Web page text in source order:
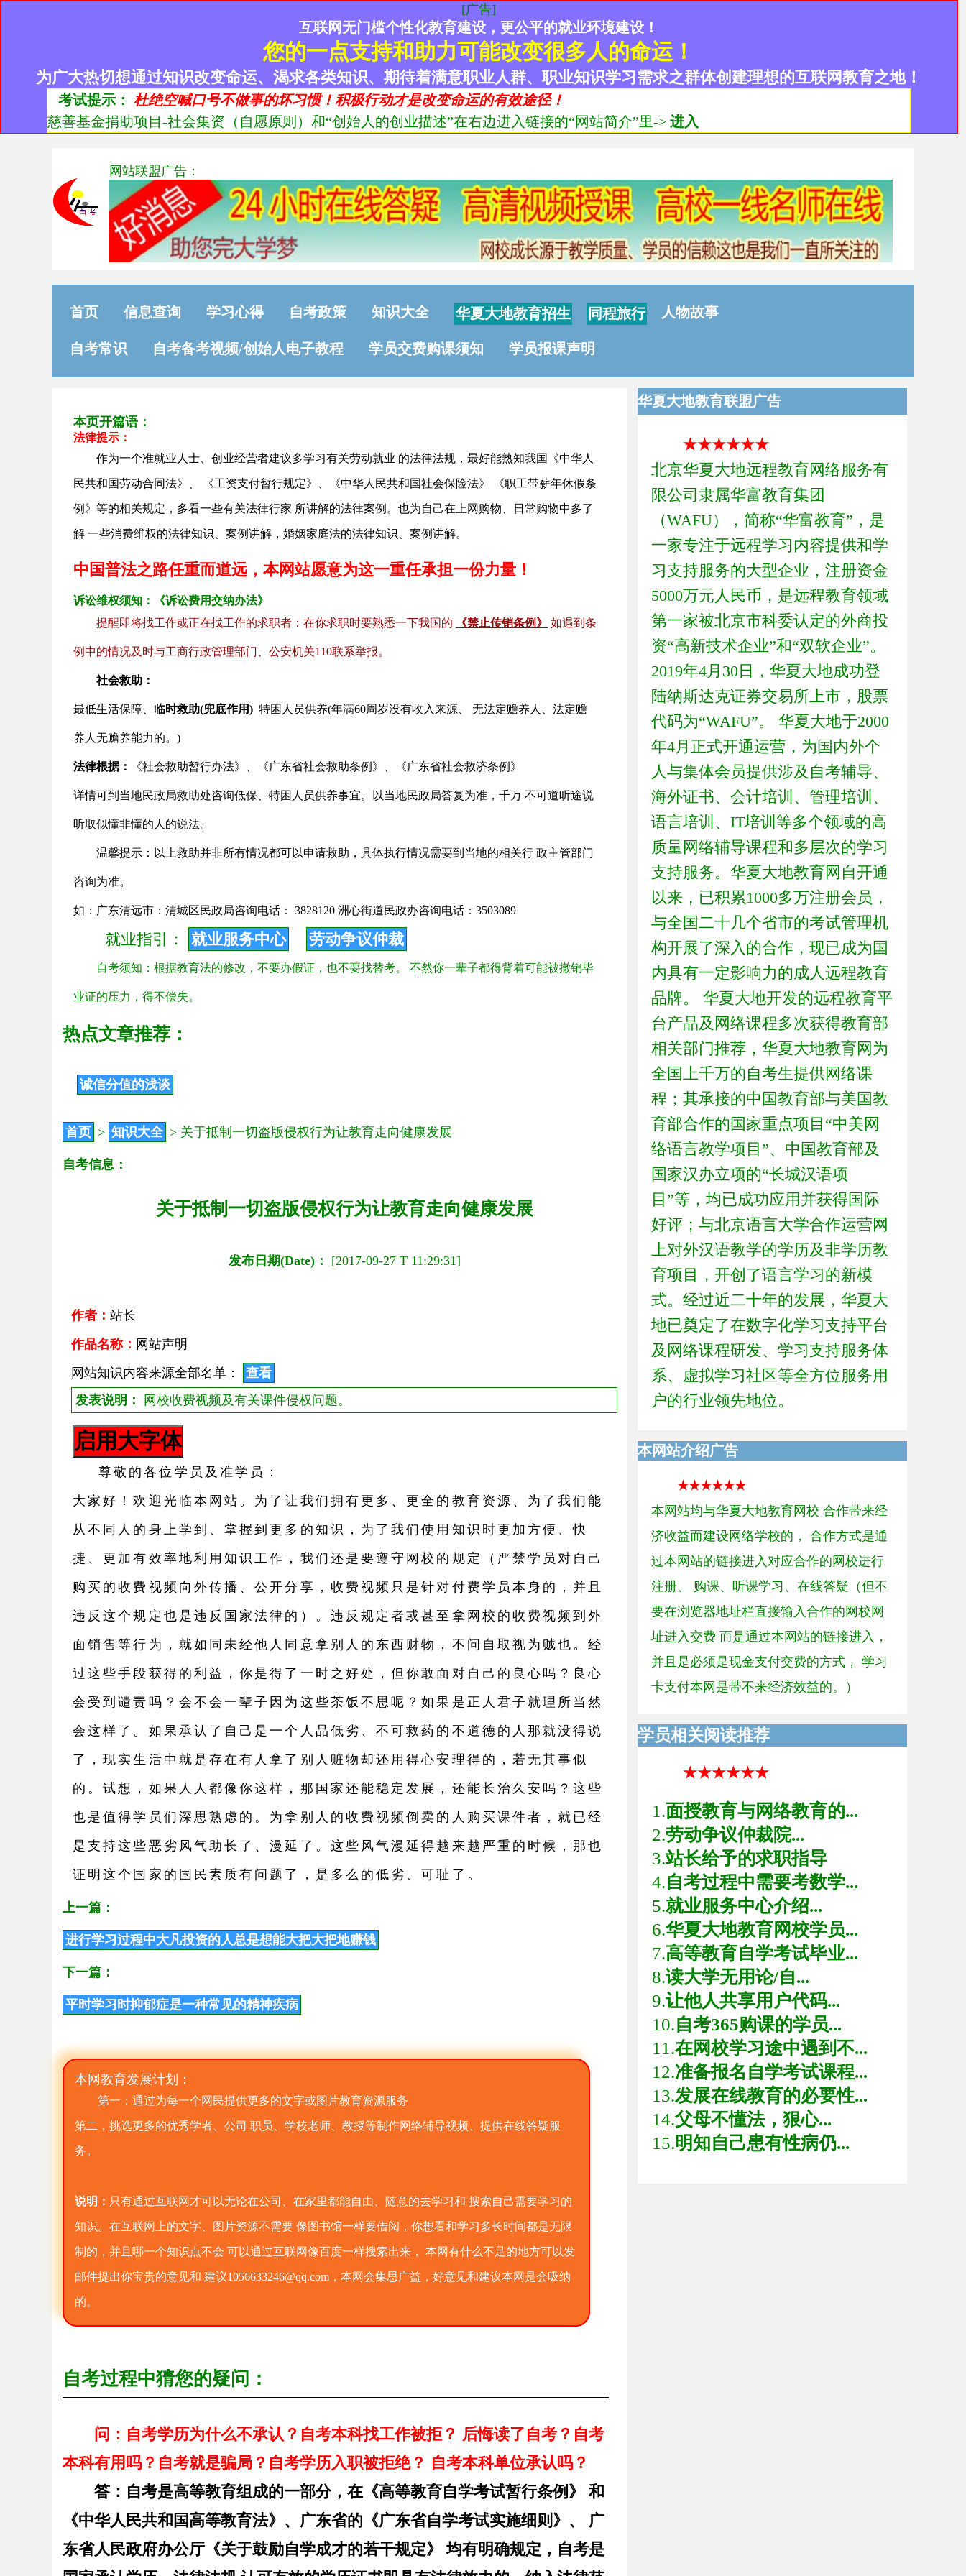
[广告]
互联网无门槛个性化教育建设，更公平的就业环境建设！
您的一点支持和助力可能改变很多人的命运！
为广大热切想通过知识改变命运、渴求各类知识、期待着满意职业人群、职业知识学习需求之群体创建理想的互联网教育之地！
考试提示：
杜绝空喊口号不做事的坏习惯！积极行动才是改变命运的有效途径！
慈善基金捐助项目-社会集资（自愿原则）和“创始人的创业描述”在右边进入链接的“网站简介”里->进入
网站联盟广告：
首页 信息查询 学习心得 自考政策 知识大全 华夏大地教育招生 同程旅行 人物故事
自考常识 自考备考视频/创始人电子教程 学员交费购课须知 学员报课声明
本页开篇语：
法律提示：
作为一个准就业人士、创业经营者建议多学习有关劳动就业 的法律法规，最好能熟知我国《中华人
民共和国劳动合同法》、 《工资支付暂行规定》、《中华人民共和国社会保险法》 《职工带薪年休假条
例》等的相关规定，多看一些有关法律行家 所讲解的法律案例。也为自己在上网购物、日常购物中多了
解 一些消费维权的法律知识、案例讲解，婚姻家庭法的法律知识、案例讲解。
中国普法之路任重而道远，本网站愿意为这一重任承担一份力量！
诉讼维权须知：《诉讼费用交纳办法》
提醒即将找工作或正在找工作的求职者：在你求职时要熟悉一下我国的
《禁止传销条例》 如遇到条
例中的情况及时与工商行政管理部门、公安机关110联系举报。
社会救助：
最低生活保障 临时救助(兜底作用) 特困人员供养(年满60周岁没有收入来源、 无法定赡养人、法定赡
养人无赡养能力的。)
法律根据： 《社会救助暂行办法》、《广东省社会救助条例》、《广东省社会救济条例》
详情可到当地民政局救助处咨询低保、特困人员供养事宜。以当地民政局答复为准，千万 不可道听途说
听取似懂非懂的人的说法。
温馨提示：以上救助并非所有情况都可以申请救助，具体执行情况需要到当地的相关行 政主管部门
咨询为准。
如：广东清远市：清城区民政局咨询电话： 3828120 洲心街道民政办咨询电话：3503089
就业指引： 就业服务中心 劳动争议仲裁
自考须知：根据教育法的修改，不要办假证，也不要找替考。 不然你一辈子都得背着可能被撤销毕
业证的压力，得不偿失。
热点文章推荐：
诚信分值的浅谈
首页 > 知识大全 > 关于抵制一切盗版侵权行为让教育走向健康发展
自考信息：
关于抵制一切盗版侵权行为让教育走向健康发展
发布日期(Date)： [2017-09-27 T 11:29:31]
作者： 站长
作品名称： 网站声明
网站知识内容来源全部名单：
查看
发表说明：
网校收费视频及有关课件侵权问题。
尊敬的各位学员及准学员：
大家好！欢迎光临本网站。为了让我们拥有更多、更全的教育资源、为了我们能
从不同人的身上学到、掌握到更多的知识，为了我们使用知识时更加方便、快
捷、更加有效率地利用知识工作，我们还是要遵守网校的规定（严禁学员对自己
购买的收费视频向外传播、公开分享，收费视频只是针对付费学员本身的，并且
违反这个规定也是违反国家法律的）。违反规定者或甚至拿网校的收费视频到外
面销售等行为，就如同未经他人同意拿别人的东西财物，不问自取视为贼也。经
过这些手段获得的利益，你是得了一时之好处，但你敢面对自己的良心吗？良心
会受到谴责吗？会不会一辈子因为这些茶饭不思呢？如果是正人君子就理所当然
会这样了。如果承认了自己是一个人品低劣、不可救药的不道德的人那就没得说
了，现实生活中就是存在有人拿了别人赃物却还用得心安理得的，若无其事似
的。试想，如果人人都像你这样，那国家还能稳定发展，还能长治久安吗？这些
也是值得学员们深思熟虑的。为拿别人的收费视频倒卖的人购买课件者，就已经
是支持这些恶劣风气助长了、漫延了。这些风气漫延得越来越严重的时候，那也
证明这个国家的国民素质有问题了，是多么的低劣、可耻了。
上一篇：
进行学习过程中大凡投资的人总是想能大把大把地赚钱
下一篇：
平时学习时抑郁症是一种常见的精神疾病
本网教育发展计划：
第一：通过为每一个网民提供更多的文字或图片教育资源服务
第二，挑选更多的优秀学者、公司 职员、学校老师、教授等制作网络辅导视频、提供在线答疑服
务。
说明： 只有通过互联网才可以无论在公司、在家里都能自由、随意的去学习和 搜索自己需要学习的
知识。在互联网上的文字、图片资源不需要 像图书馆一样要借阅，你想看和学习多长时间都是无限
制的，并且哪一个知识点不会 可以通过互联网像百度一样搜索出来， 本网有什么不足的地方可以发
邮件提出你宝贵的意见和 建议1056633246@qq.com，本网会集思广益，好意见和建议本网是会吸纳
的。
自考过程中猜您的疑问：
问：自考学历为什么不承认？自考本科找工作被拒？ 后悔读了自考？自考
本科有用吗？自考就是骗局？自考学历入职被拒绝？ 自考本科单位承认吗？
答： 自考是高等教育组成的一部分，在《高等教育自学考试暂行条例》 和
《中华人民共和国高等教育法》、广东省的《广东省自学考试实施细则》、 广
东省人民政府办公厅《关于鼓励自学成才的若干规定》 均有明确规定，自考是
华夏大地教育联盟广告
★★★★★★
北京华夏大地远程教育网络服务有
限公司隶属华富教育集团
（WAFU），简称“华富教育”，是
一家专注于远程学习内容提供和学
习支持服务的大型企业，注册资金
5000万元人民币，是远程教育领域
第一家被北京市科委认定的外商投
资“高新技术企业”和“双软企业”。
2019年4月30日，华夏大地成功登
陆纳斯达克证券交易所上市，股票
代码为“WAFU”。 华夏大地于2000
年4月正式开通运营，为国内外个
人与集体会员提供涉及自考辅导、
海外证书、会计培训、管理培训、
语言培训、IT培训等多个领域的高
质量网络辅导课程和多层次的学习
支持服务。华夏大地教育网自开通
以来，已积累1000多万注册会员，
与全国二十几个省市的考试管理机
构开展了深入的合作，现已成为国
内具有一定影响力的成人远程教育
品牌。 华夏大地开发的远程教育平
台产品及网络课程多次获得教育部
相关部门推荐，华夏大地教育网为
全国上千万的自考生提供网络课
程；其承接的中国教育部与美国教
育部合作的国家重点项目“中美网
络语言教学项目”、中国教育部及
国家汉办立项的“长城汉语项
目”等，均已成功应用并获得国际
好评；与北京语言大学合作运营网
上对外汉语教学的学历及非学历教
育项目，开创了语言学习的新模
式。经过近二十年的发展，华夏大
地已奠定了在数字化学习支持平台
及网络课程研发、学习支持服务体
系、虚拟学习社区等全方位服务用
户的行业领先地位。
本网站介绍广告
★★★★★★
本网站均与华夏大地教育网校 合作带来经
济收益而建设网络学校的， 合作方式是通
过本网站的链接进入对应合作的网校进行
注册、 购课、听课学习、在线答疑（但不
要在浏览器地址栏直接输入合作的网校网
址进入交费 而是通过本网站的链接进入，
并且是必须是现金支付交费的方式， 学习
卡支付本网是带不来经济效益的。）
学员相关阅读推荐
★★★★★★
1.面授教育与网络教育的...
2.劳动争议仲裁院...
3.站长给予的求职指导
4.自考过程中需要考数学...
5.就业服务中心介绍...
6.华夏大地教育网校学员...
7.高等教育自学考试毕业...
8.读大学无用论/自...
9.让他人共享用户代码...
10.自考365购课的学员...
11.在网校学习途中遇到不...
12.准备报名自学考试课程...
13.发展在线教育的必要性...
14.父母不懂法，狠心...
15.明知自己患有性病仍...